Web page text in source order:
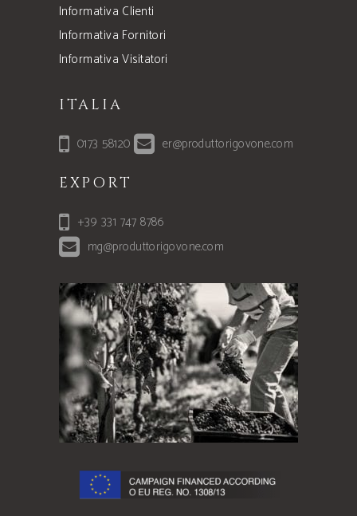
Informativa Clienti
Informativa Fornitori
Informativa Visitatori
ITALIA
0173 58120
er@produttorigovone.com
EXPORT
+39 331 747 8786
mg@produttorigovone.com